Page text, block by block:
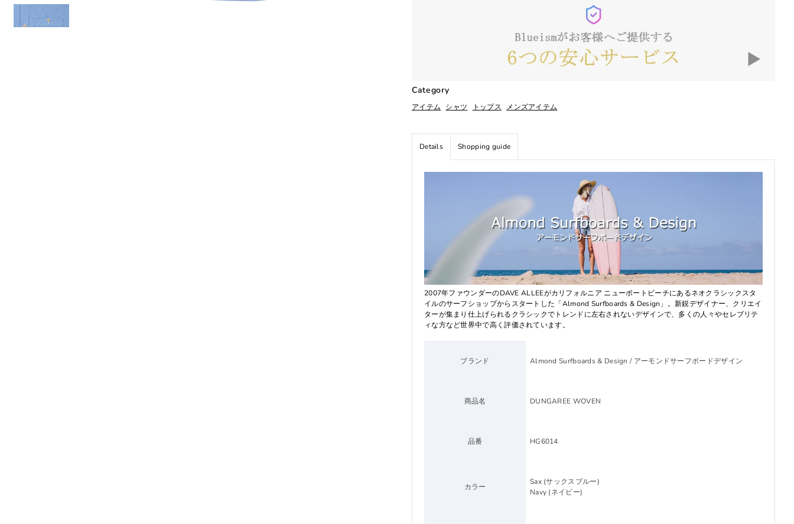
Category
アイテム シャツ トップス メンズアイテム
Details Shopping guide
2007年ファウンダーのDAVE ALLEEがカリフォルニア ニューポートビーチにあるネオクラシックスタ
イルのサーフショップからスタートした「Almond Surfboards & Design」。新鋭デザイナー、クリエイ
ターが集まり仕上げられるクラシックでトレンドに左右されないデザインで、多くの人々やセレブリテ
ィな方など世界中で高く評価されています。
ブランド Almond Surfboards & Design / アーモンドサーフボードデザイン
商品名 DUNGAREE WOVEN
品番 HG6014
カラー
Sax (サックスブルー)
Navy (ネイビー)